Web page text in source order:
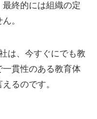
終的には組織の定
。
は、今すぐにでも教
貫性のある教育体
るのです。